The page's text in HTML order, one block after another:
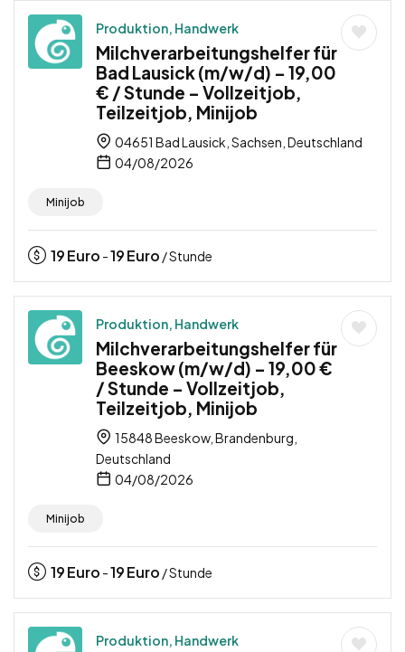
Produktion, Handwerk
Milchverarbeitungshelfer für
Bad Lausick (m/w/d) – 19,00
€ / Stunde – Vollzeitjob,
Teilzeitjob, Minijob
04651 Bad Lausick, Sachsen, Deutschland
04/08/2026
Minijob
19Euro -19Euro / Stunde
Produktion, Handwerk
Milchverarbeitungshelfer für
Beeskow (m/w/d) – 19,00 €
/ Stunde – Vollzeitjob,
Teilzeitjob, Minijob
15848 Beeskow, Brandenburg,
Deutschland
04/08/2026
Minijob
19Euro -19Euro / Stunde
Produktion, Handwerk